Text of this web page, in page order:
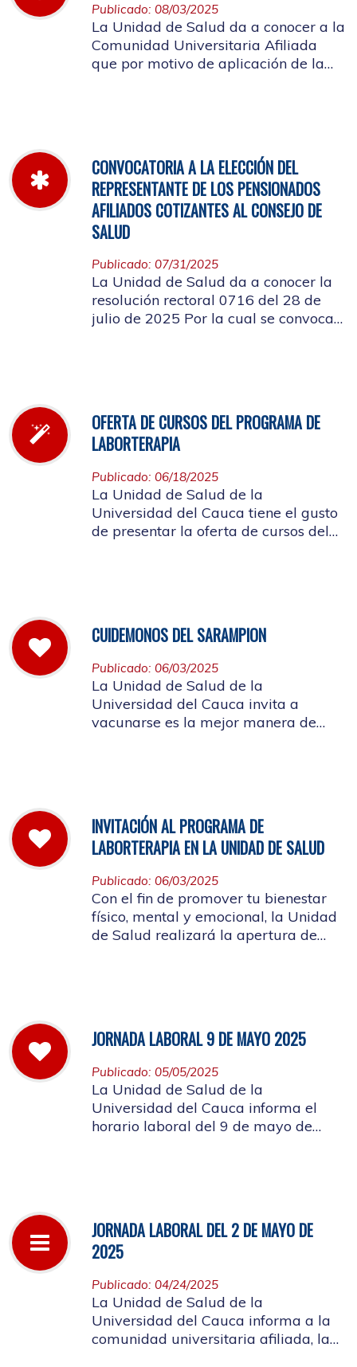
Publicado: 08/03/2025
La Unidad de Salud da a conocer a la
Comunidad Universitaria Afiliada
que por motivo de aplicación de la
CONVOCATORIA A LA ELECCIÓN DEL
REPRESENTANTE DE LOS PENSIONADOS
AFILIADOS COTIZANTES AL CONSEJO DE
SALUD
Publicado: 07/31/2025
La Unidad de Salud da a conocer la
resolución rectoral 0716 del 28 de
julio de 2025 Por la cual se convoca
OFERTA DE CURSOS DEL PROGRAMA DE
LABORTERAPIA
Publicado: 06/18/2025
La Unidad de Salud de la
Universidad del Cauca tiene el gusto
de presentar la oferta de cursos del
CUIDEMONOS DEL SARAMPION
Publicado: 06/03/2025
La Unidad de Salud de la
Universidad del Cauca invita a
vacunarse es la mejor manera de
INVITACIÓN AL PROGRAMA DE
LABORTERAPIA EN LA UNIDAD DE SALUD
Publicado: 06/03/2025
Con el fin de promover tu bienestar
físico, mental y emocional, la Unidad
de Salud realizará la apertura de
JORNADA LABORAL 9 DE MAYO 2025
Publicado: 05/05/2025
La Unidad de Salud de la
Universidad del Cauca informa el
horario laboral del 9 de mayo de
JORNADA LABORAL DEL 2 DE MAYO DE
2025
Publicado: 04/24/2025
La Unidad de Salud de la
Universidad del Cauca informa a la
comunidad universitaria afiliada, la